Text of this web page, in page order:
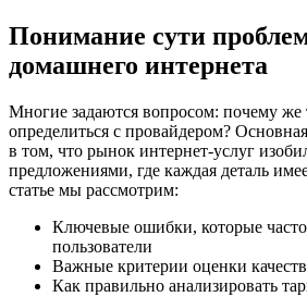
Понимание сути
домашнего интернета
Многие задаются вопросом: почему же
определиться с провайдером?
в том, что рынок интернет-услуг
предложениями, где каждая деталь
статье мы рассмотрим:
Ключевые ошибки, которые
пользователи
Важные критерии оценки
Как правильно анализировать